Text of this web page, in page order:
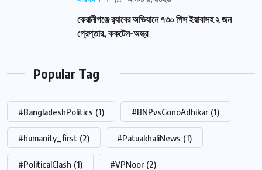
কেরানীগঞ্জে র‍্যাবের অভিযানে ৭৩০ পিস ইয়াবাসহ ২ জন
গ্রেপ্তার, ককটেল-অস্ত্র
Popular Tag
#BangladeshPolitics (1) #BNPvsGonoAdhikar (1)
#humanity_first (2) #PatuakhaliNews (1)
#PoliticalClash (1) #VPNoor (2)